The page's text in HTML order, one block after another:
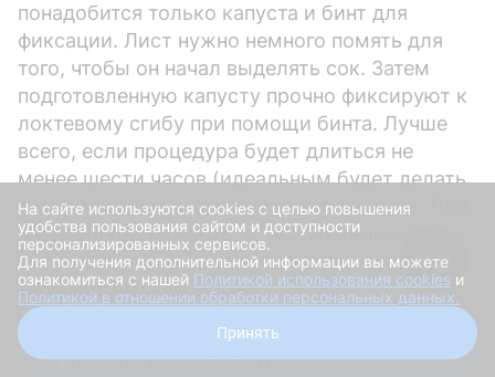
понадобится только капуста и бинт для
фиксации. Лист нужно немного помять для
того, чтобы он начал выделять сок. Затем
подготовленную капусту прочно фиксируют к
локтевому сгибу при помощи бинта. Лучше
всего, если процедура будет длиться не
менее шести часов (идеальным будет делать
его перед сном и оставлять на всю ночь). При
желании листы капусты можно заменить на
лопух, это также даст нужный
терапевтический эффект.
— Мази и растирки из натуральных
растительных компонентов
На сайте используются cookies с целью повышения
удобства пользования сайтом и доступности
персонализированных сервисов.
Для получения дополнительной информации вы можете
ознакомиться с нашей Политикой использования cookies и
Политикой в отношении обработки персональных данных.
Принять